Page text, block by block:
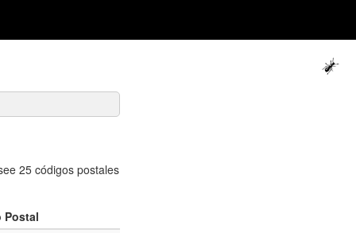
25 códigos postales
Postal